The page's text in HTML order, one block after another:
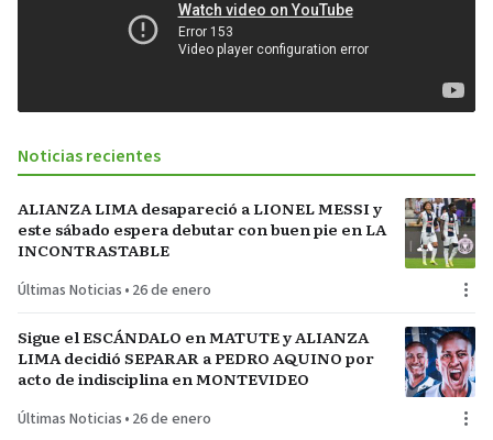
Noticias recientes
ALIANZA LIMA desapareció a LIONEL MESSI y
este sábado espera debutar con buen pie en LA
INCONTRASTABLE
Últimas Noticias • 26 de enero
Sigue el ESCÁNDALO en MATUTE y ALIANZA
LIMA decidió SEPARAR a PEDRO AQUINO por
acto de indisciplina en MONTEVIDEO
Últimas Noticias • 26 de enero